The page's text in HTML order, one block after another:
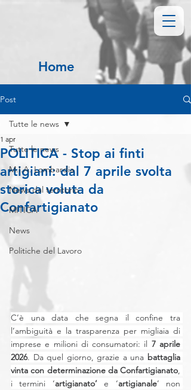
Home
Post
Tutte le news
M.I.A. Lombardia
News dal territorio
MITICA
News
Politiche del Lavoro
Tutte le news
POLITICA - Stop ai finti
artigiani: dal 7 aprile svolta
storica voluta da
Confartigianato
1 apr
C’è una data che segna il confine tra
l’ambiguità e la trasparenza per migliaia di
imprese e milioni di consumatori: il 7 aprile
2026. Da quel giorno, grazie a una battaglia
vinta con determinazione da Confartigianato,
i termini ‘artigianato’ e ‘artigianale’ non